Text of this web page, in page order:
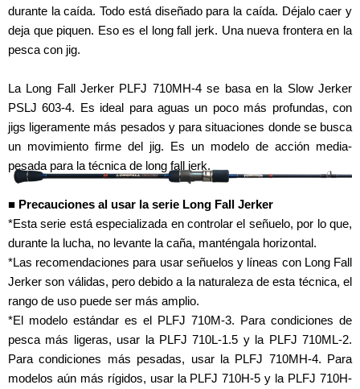
durante la caída. Todo está diseñado para la caída. Déjalo caer y
deja que piquen. Eso es el long fall jerk. Una nueva frontera en la
pesca con jig.
La Long Fall Jerker PLFJ 710MH-4 se basa en la Slow Jerker
PSLJ 603-4. Es ideal para aguas un poco más profundas, con
jigs ligeramente más pesados y para situaciones donde se busca
un movimiento firme del jig. Es un modelo de acción media-
pesada para la técnica de long fall jerk.
■ Precauciones al usar la serie Long Fall Jerker
*Esta serie está especializada en controlar el señuelo, por lo que,
durante la lucha, no levante la caña, manténgala horizontal.
*Las recomendaciones para usar señuelos y líneas con Long Fall
Jerker son válidas, pero debido a la naturaleza de esta técnica, el
rango de uso puede ser más amplio.
*El modelo estándar es el PLFJ 710M-3. Para condiciones de
pesca más ligeras, usar la PLFJ 710L-1.5 y la PLFJ 710ML-2.
Para condiciones más pesadas, usar la PLFJ 710MH-4. Para
modelos aún más rígidos, usar la PLFJ 710H-5 y la PLFJ 710H-